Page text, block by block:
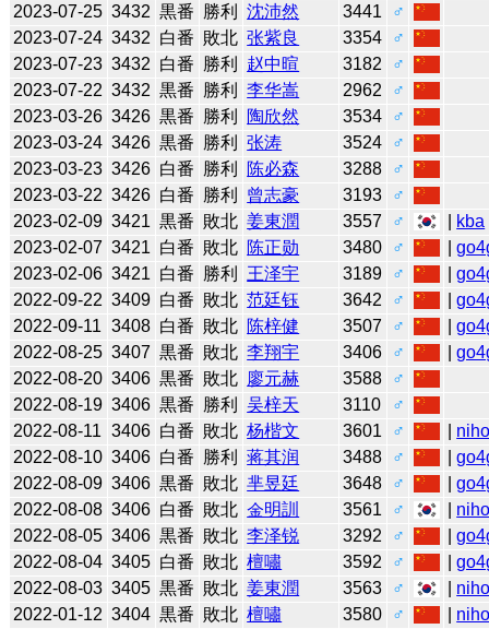
2023-07-25 3432 黒番 勝利 沈沛然 3441
♂
2023-07-24 3432 白番 敗北 张紫良 3354
♂
2023-07-23 3432 白番 勝利 赵中暄 3182
♂
2023-07-22 3432 黒番 勝利 李华嵩 2962
♂
2023-03-26 3426 黒番 勝利 陶欣然 3534
♂
2023-03-24 3426 黒番 勝利 张涛 3524
♂
2023-03-23 3426 白番 勝利 陈必森 3288
♂
2023-03-22 3426 白番 勝利 曾志豪 3193
♂
2023-02-09 3421 黒番 敗北 姜東潤 3557 ♂ kba
2023-02-07 3421 白番 敗北 陈正勋 3480 ♂ |
2023-02-06 3421 白番 勝利 王泽宇 3189 ♂ |
2022-09-22 3409 白番 敗北 范廷钰 3642 ♂ |
2022-09-11 3408 白番 敗北 陈梓健 3507 ♂ |
2022-08-25 3407 黒番 敗北 李翔宇 3406 ♂ |
2022-08-20 3406 黒番 敗北 廖元赫 3588
♂
2022-08-19 3406 黒番 勝利 吴梓天 3110
♂
2022-08-11 3406 白番 敗北 杨楷文 3601 ♂
2022-08-10 3406 白番 勝利 蒋其润 3488 ♂ |
2022-08-09 3406 黒番 敗北 芈昱廷 3648 ♂ |
2022-08-08 3406 白番 敗北 金明訓 3561 ♂
2022-08-05 3406 黒番 敗北 李泽锐 3292 ♂ |
2022-08-04 3405 白番 敗北 檀嘯 3592 ♂ |
2022-08-03 3405 黒番 敗北 姜東潤 3563 ♂
2022-01-12 3404 黒番 敗北 檀嘯 3580 ♂